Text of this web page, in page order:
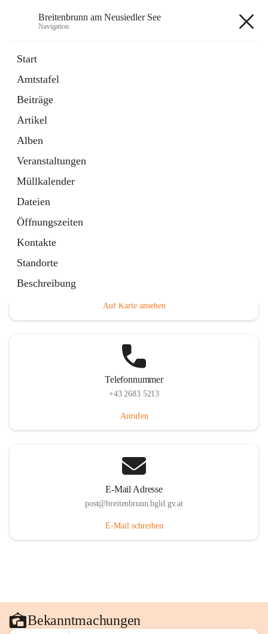
Breitenbrunn am Neusiedler See
Navigation
Start
Amtstafel
Beiträge
Artikel
Alben
Veranstaltungen
Müllkalender
Dateien
Öffnungszeiten
Kontakte
Standorte
Beschreibung
18 Schnellzugriffe
Gemeindeservice
Auf Karte ansehen
Telefonnummer
+43 2683 5213
Anrufen
E-Mail Adresse
post@breitenbrunn.bgld.gv.at
E-Mail schreiben
Bekanntmachungen